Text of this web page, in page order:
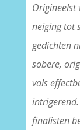
Origineelst
neiging tot
gedichten
sobere,
vals
finalisten